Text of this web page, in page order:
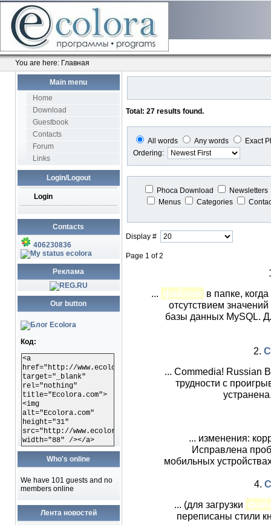
You are here: Главная
Main menu
Home
Download
Guestbook
Contacts
Forum
Links
Login/Logout
Login
Contacts
406230836
ecolora
Реклама
Our button
Код:
<a
href="http://www.ecolora.com"
target="_blank"
rel="nothing"
title="Ecolora.com">
<img
alt="Ecolora.com"
height="31"
src="http://www.ecolora.com/images/ecoloracom.gif"
width="88" /></a>
Who's online
We have 101 guests and no
members online
Лента новостей
Total: 27 results found.
All words Any words
Exact
Ordering:
Phoca Download
Newsletters
Menus
Categories
Display #
Page 1 of 2
... файлов в папке,
отсутствием
базы данных MySQL.
2.
... Commedia! Russian
трудности с
... изменения:
Исправлена
мобильных
4.
... (для загрузки
переписаны стили